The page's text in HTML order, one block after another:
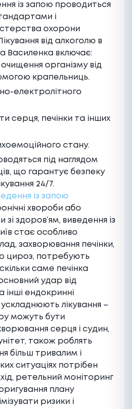
із запою проводиться
і
охорони
від алкоголю в
Василенка включає:
організму від
крапельниць.
електролітного
серця, печінки та інших
стану.
під наглядом
що гарантує безпеку
24/7.
із запою
хвороби або
здоров’ям, виведення із
стає особливо
захворювання печінки,
цироз, потребують
саме печінка
удар від
інші ендокринні
лікування –
можуть бути
серця і судин,
також роблять
більш тривалим і
ситуаціях потрібен
ретельний моніторинг
плану
ризики і